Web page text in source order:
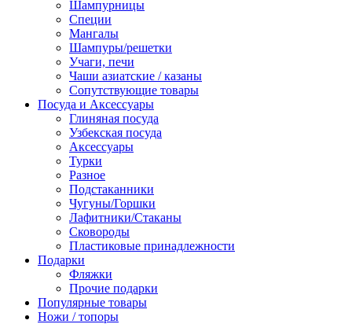
Шампурницы
Специи
Мангалы
Шампуры/решетки
Учаги, печи
Чаши азиатские / казаны
Сопутствующие товары
Посуда и Аксессуары
Глиняная посуда
Узбекская посуда
Аксессуары
Турки
Разное
Подстаканники
Чугуны/Горшки
Лафитники/Стаканы
Сковороды
Пластиковые принадлежности
Подарки
Фляжки
Прочие подарки
Популярные товары
Ножи / топоры